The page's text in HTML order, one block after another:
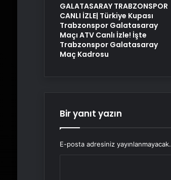
GALATASARAY TRABZONSPOR
CANLI İZLE| Türkiye Kupası
Trabzonspor Galatasaray
Maçı ATV Canlı İzle! İşte
Trabzonspor Galatasaray
Maç Kadrosu
Bir yanıt yazın
E-posta adresiniz yayınlanmayacak.